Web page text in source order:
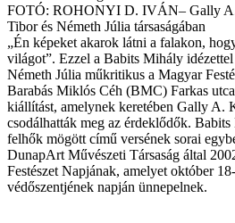
FOTÓ: ROHONYI D. IVÁN– Gally
Tibor és Németh Júlia társaságában
„Én képeket akarok látni a falakon,
világot”. Ezzel a Babits Mihály
Németh Júlia műkritikus a Magyar
Barabás Miklós Céh (BMC) Farkas
kiállítást, amelynek keretében Gally A.
csodálhatták meg az érdeklődők.
felhők mögött című versének sorai
DunapArt Művészeti Társaság által
Festészet Napjának, amelyet október
védőszentjének napján ünnepelnek.